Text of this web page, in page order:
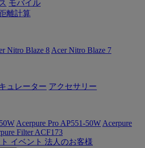
モバイル
離計算
Nitro Blaze 8 Acer Nitro Blaze 7
ュレーター アクセサリー
Acerpure Pro AP551-50W Acerpure
Filter ACF173
イベント 法人のお客様